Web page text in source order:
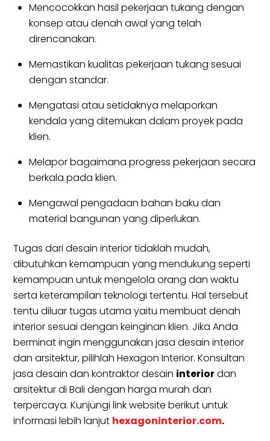
Mencocokkan hasil pekerjaan tukang dengan
konsep atau denah awal yang telah
direncanakan.
Memastikan kualitas pekerjaan tukang sesuai
dengan standar.
Mengatasi atau setidaknya melaporkan
kendala yang ditemukan dalam proyek pada
klien.
Melapor bagaimana progress pekerjaan secara
berkala pada klien.
Mengawal pengadaan bahan baku dan
material bangunan yang diperlukan.
Tugas dari desain interior tidaklah mudah,
dibutuhkan kemampuan yang mendukung seperti
kemampuan untuk mengelola orang dan waktu
serta keterampilan teknologi tertentu. Hal tersebut
tentu diluar tugas utama yaitu membuat denah
interior sesuai dengan keinginan klien. Jika Anda
berminat ingin menggunakan jasa desain interior
dan arsitektur, pilihlah Hexagon Interior. Konsultan
jasa desain dan kontraktor desain interiordan
arsitektur di Bali dengan harga murah dan
terpercaya. Kunjungi link website berikut untuk
informasi lebih lanjut hexagoninterior.com.